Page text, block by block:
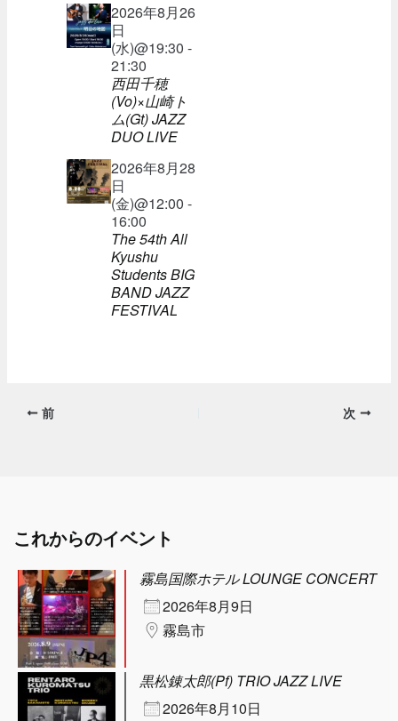
2026年8月26
日
(水)@19:30 -
21:30
西田千穂
(Vo)×山崎ト
ム(Gt) JAZZ
DUO LIVE
2026年8月28
日
(金)@12:00 -
16:00
The 54th All
Kyushu
Students BIG
BAND JAZZ
FESTIVAL
前 次
これからのイベント
霧島国際ホテル LOUNGE CONCERT
2026年8月9日
霧島市
黒松錬太郎(Pf) TRIO JAZZ LIVE
2026年8月10日